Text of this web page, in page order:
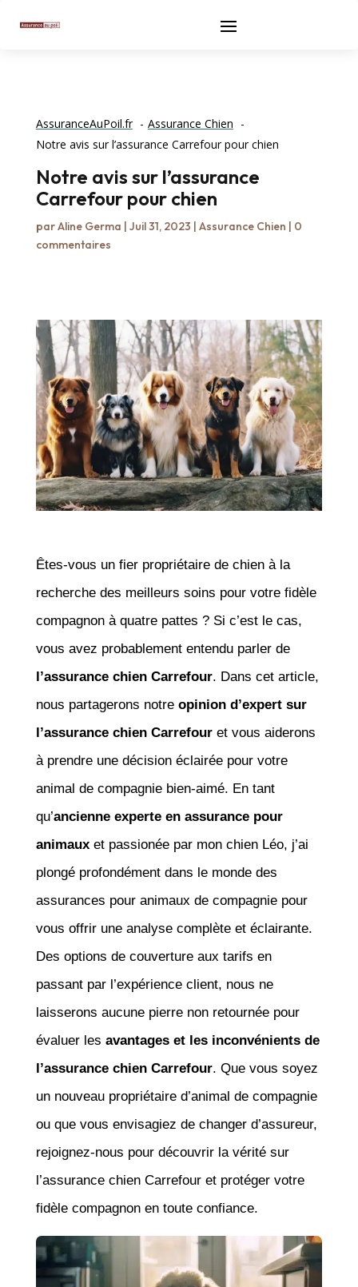
AssuranceAuPoil.fr
Assurance Chien
Notre avis sur l’assurance Carrefour pour chien
Notre avis sur l’assurance
Carrefour pour chien
parAline Germa | Juil 31, 2023 | Assurance Chien | 0
commentaires
Êtes-vous un fier propriétaire de chien à la
recherche des meilleurs soins pour votre fidèle
compagnon à quatre pattes ? Si c’est le cas,
vous avez probablement entendu parler de
l’assurance chien Carrefour. Dans cet article,
nous partagerons notre opinion d’expert sur
l’assurance chien Carrefouret vous aiderons
à prendre une décision éclairée pour votre
animal de compagnie bien-aimé. En tant
qu’ancienne experte en assurance pour
animauxet passionée par mon chien Léo, j’ai
plongé profondément dans le monde des
assurances pour animaux de compagnie pour
vous offrir une analyse complète et éclairante.
Des options de couverture aux tarifs en
passant par l’expérience client, nous ne
laisserons aucune pierre non retournée pour
évaluer les avantages et les inconvénients de
l’assurance chien Carrefour. Que vous soyez
un nouveau propriétaire d’animal de compagnie
ou que vous envisagiez de changer d’assureur,
rejoignez-nous pour découvrir la vérité sur
l’assurance chien Carrefour et protéger votre
fidèle compagnon en toute confiance.